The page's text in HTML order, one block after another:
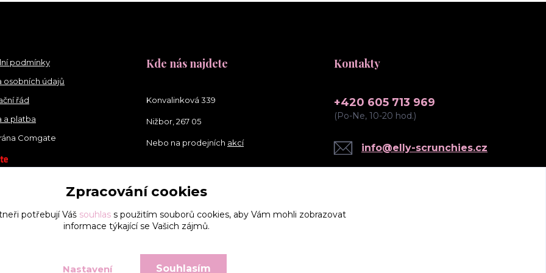
podmínky
osobních údajů
řád
a platba
Comgate
Kde nás najdete
Konvalinková 339
Nižbor, 267 05
Nebo na prodejních akcí
Kontakty
+420 605 713 969
(Po-Ne, 10-20 hod.)
info@elly-scrunchies.cz
Zpracování cookies
potřebují Váš souhlass použitím souborů cookies, aby Vám mohli zobrazovat
informace týkající se Vašich zájmů.
Nastavení Souhlasím